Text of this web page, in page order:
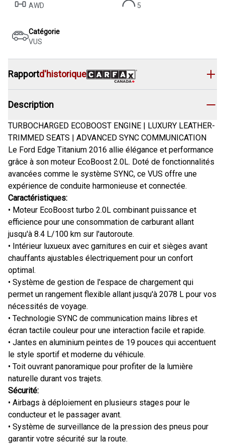
AWD
5
Catégorie
VUS
Rapportd'historique
Description
TURBOCHARGED ECOBOOST ENGINE | LUXURY LEATHER-
TRIMMED SEATS | ADVANCED SYNC COMMUNICATION
Le Ford Edge Titanium 2016 allie élégance et performance
grâce à son moteur EcoBoost 2.0L. Doté de fonctionnalités
avancées comme le système SYNC, ce VUS offre une
expérience de conduite harmonieuse et connectée.
Caractéristiques:
• Moteur EcoBoost turbo 2.0L combinant puissance et
efficience pour une consommation de carburant allant
jusqu'à 8.4 L/100 km sur l'autoroute.
• Intérieur luxueux avec garnitures en cuir et sièges avant
chauffants ajustables électriquement pour un confort
optimal.
• Système de gestion de l'espace de chargement qui
permet un rangement flexible allant jusqu'à 2078 L pour vos
nécessités de voyage.
• Technologie SYNC de communication mains libres et
écran tactile couleur pour une interaction facile et rapide.
• Jantes en aluminium peintes de 19 pouces qui accentuent
le style sportif et moderne du véhicule.
• Toit ouvrant panoramique pour profiter de la lumière
naturelle durant vos trajets.
Sécurité:
• Airbags à déploiement en plusieurs stages pour le
conducteur et le passager avant.
• Système de surveillance de la pression des pneus pour
garantir votre sécurité sur la route.